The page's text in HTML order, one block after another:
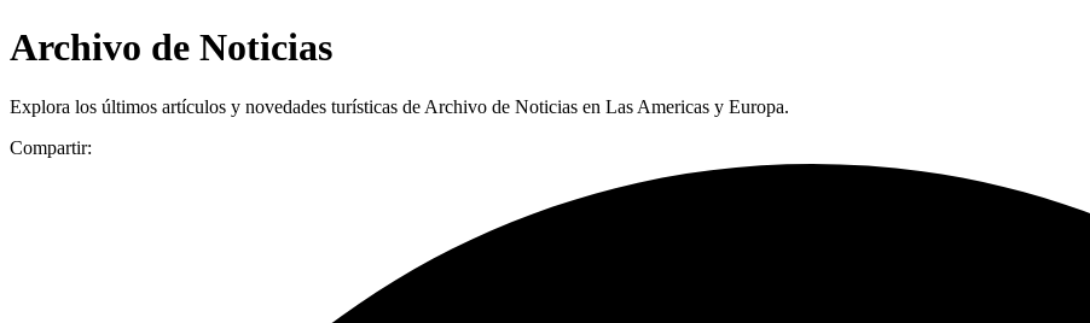
Archivo de Noticias
Explora los últimos artículos y novedades turísticas de Archivo de Noticias en Las Americas y Europa.
Compartir: